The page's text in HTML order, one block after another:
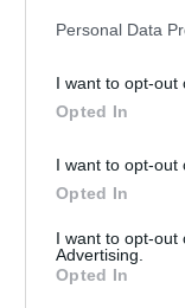
Personal Data
I want to opt-out
Opted In
I want to opt-out
Opted In
I want to opt-out
Advertising.
Opted In